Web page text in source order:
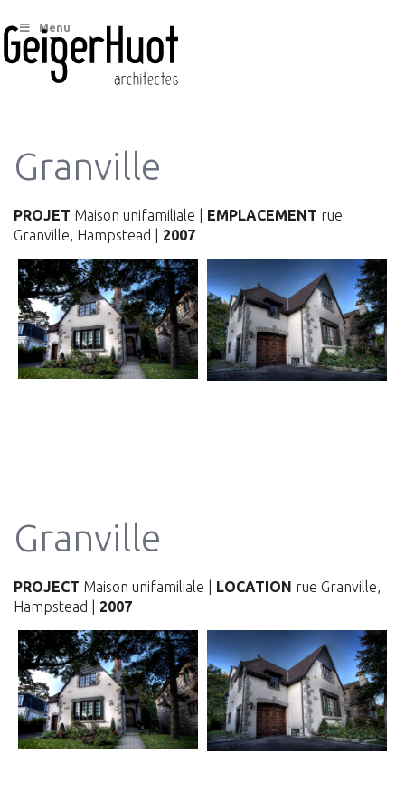
Menu
Granville
PROJET Maison unifamiliale | EMPLACEMENT rue
Granville, Hampstead | 2007
Granville
PROJECT Maison unifamiliale | LOCATION rue Granville,
Hampstead | 2007